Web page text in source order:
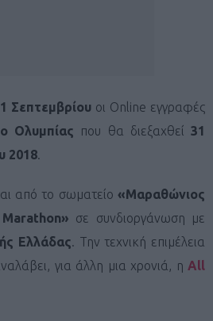
Σεπτεμβρίου οι Online εγγραφές
Ολυμπίας που θα διεξαχθεί 31
2018.
από το σωματείο «Μαραθώνιος
σε συνδιοργάνωση με
Ελλάδας. Την τεχνική επιμέλεια
για άλλη μια χρονιά, η All